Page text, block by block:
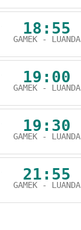
18:55
GAMEK - LUANDA
19:00
GAMEK - LUANDA
19:30
GAMEK - LUANDA
21:55
GAMEK - LUANDA